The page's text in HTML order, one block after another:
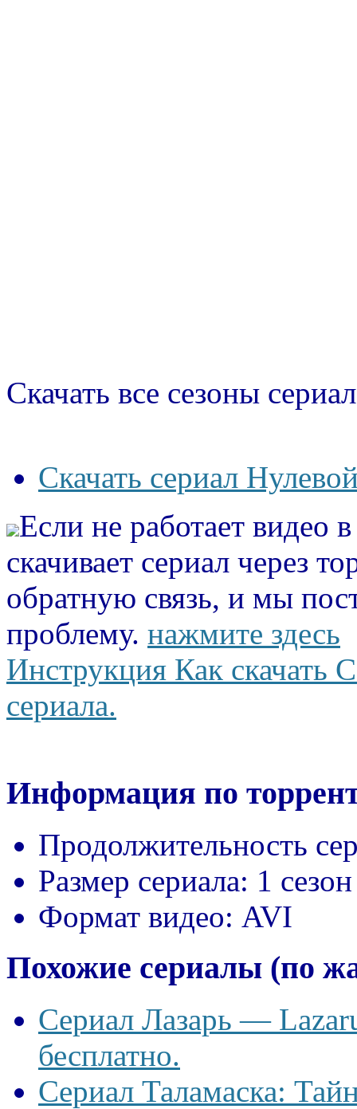
Скачать все сезоны
Скачать сериал
Если не работает видео
скачивает сериал через
обратную связь, и мы
проблему. нажмите здесь
Инструкция Как скачать
сериала.
Информация по
Продолжительность
Размер сериала: 1
Формат видео: AVI
Похожие сериалы (по
Сериал Лазарь —
бесплатно.
Сериал Таламаска: